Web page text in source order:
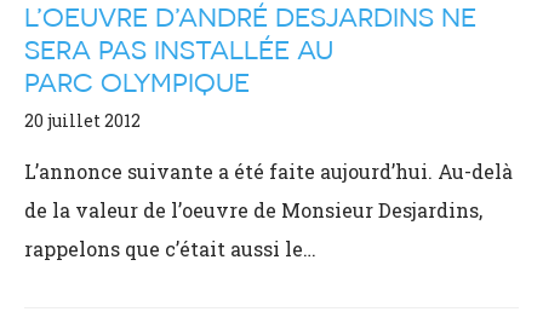
L’OEUVRE D’ANDRÉ DESJARDINS NE
SERA PAS INSTALLÉE AU
PARC OLYMPIQUE
20 juillet 2012
L’annonce suivante a été faite aujourd’hui. Au-delà
de la valeur de l’oeuvre de Monsieur Desjardins,
rappelons que c’était aussi le…